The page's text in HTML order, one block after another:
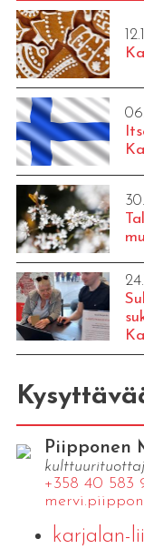
Piipponen
+358 40 583
karjalan-